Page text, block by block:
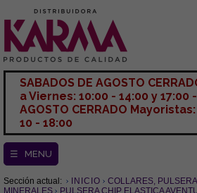
SABADOS DE AGOSTO
a Viernes: 10:00 - 14:00 y 17:00
AGOSTO CERRADO
10 - 18:00
☰ MENU
Sección actual: INICIO
COLLARES,
MINERALES
PULSERA CHIP ELASTICA